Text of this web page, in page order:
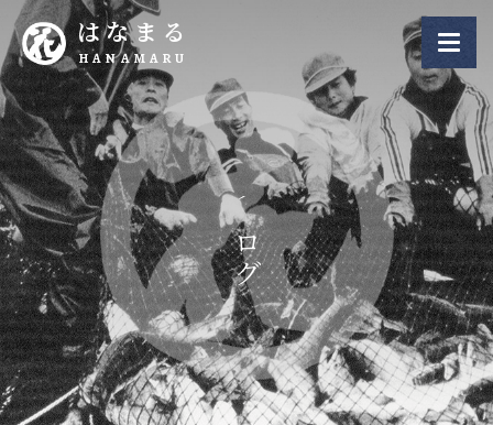
はなまる
HANAMARU
ブログ